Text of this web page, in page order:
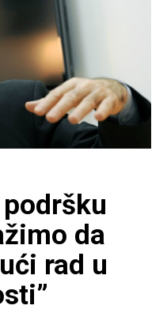
da
rad u